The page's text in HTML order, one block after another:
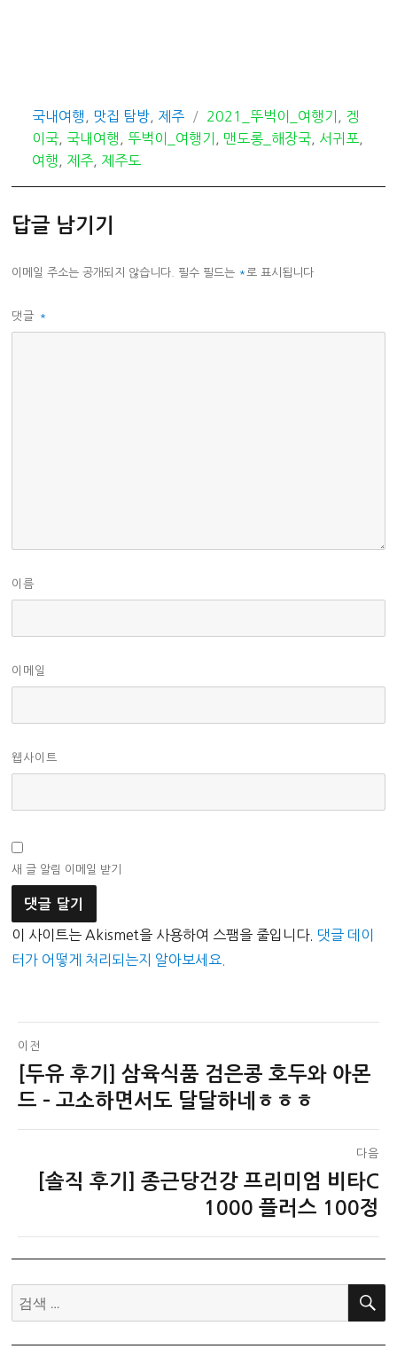
카
테
고
국내여행 맛집 탐방 제주
태
그
2021_뚜벅이_여행기
겡
이국
국내여행 뚜벅이_여행기 맨도롱_해장국 서귀포
여행
제주 제주도
답글 남기기
이메일 주소는 공개되지 않습니다. 필수 필드는 *로 표시됩니다
댓글 *
이름
이메일
웹사이트
새 글 알림 이메일 받기
이 사이트는 Akismet을 사용하여 스팸을 줄입니다. 댓글 데이
터가 어떻게 처리되는지 알아보세요.
글
탐
이전
이
전
[두유 후기] 삼육식품 검은콩 호두와 아몬
드 – 고소하면서도 달달하네ㅎㅎㅎ
다음
[솔직 후기] 종근당건강 프리미엄 비타C
1000 플러스 100정
검
색:
검